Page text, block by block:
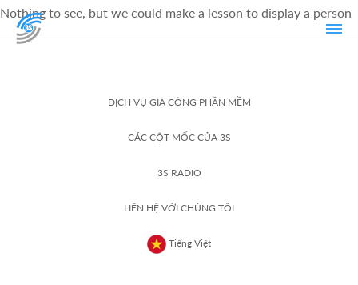
Nothing to see, but we could make a lesson to display a person
DỊCH VỤ GIA CÔNG PHẦN MỀM
CÁC CỘT MỐC CỦA 3S
3S RADIO
LIÊN HỆ VỚI CHÚNG TÔI
Tiếng Việt